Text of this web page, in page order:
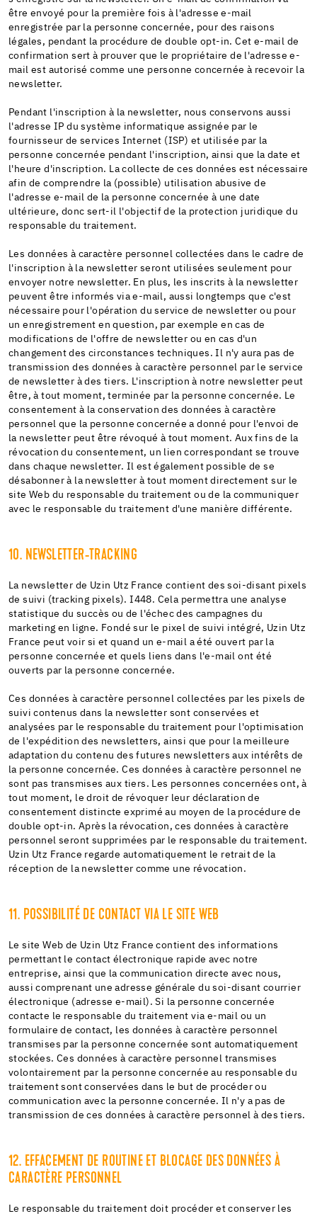
être envoyé pour la première fois à l'adresse e-mail
enregistrée par la personne concernée, pour des raisons
légales, pendant la procédure de double opt-in. Cet e-mail de
confirmation sert à prouver que le propriétaire de l'adresse e-
mail est autorisé comme une personne concernée à recevoir la
newsletter.
Pendant l'inscription à la newsletter, nous conservons aussi
l'adresse IP du système informatique assignée par le
fournisseur de services Internet (ISP) et utilisée par la
personne concernée pendant l'inscription, ainsi que la date et
l'heure d'inscription. La collecte de ces données est nécessaire
afin de comprendre la (possible) utilisation abusive de
l'adresse e-mail de la personne concernée à une date
ultérieure, donc sert-il l'objectif de la protection juridique du
responsable du traitement.
Les données à caractère personnel collectées dans le cadre de
l'inscription à la newsletter seront utilisées seulement pour
envoyer notre newsletter. En plus, les inscrits à la newsletter
peuvent être informés via e-mail, aussi longtemps que c'est
nécessaire pour l'opération du service de newsletter ou pour
un enregistrement en question, par exemple en cas de
modifications de l'offre de newsletter ou en cas d'un
changement des circonstances techniques. Il n'y aura pas de
transmission des données à caractère personnel par le service
de newsletter à des tiers. L'inscription à notre newsletter peut
être, à tout moment, terminée par la personne concernée. Le
consentement à la conservation des données à caractère
personnel que la personne concernée a donné pour l'envoi de
la newsletter peut être révoqué à tout moment. Aux fins de la
révocation du consentement, un lien correspondant se trouve
dans chaque newsletter. Il est également possible de se
désabonner à la newsletter à tout moment directement sur le
site Web du responsable du traitement ou de la communiquer
avec le responsable du traitement d'une manière différente.
10. NEWSLETTER-TRACKING
La newsletter de Uzin Utz France contient des soi-disant pixels
de suivi (tracking pixels). I448. Cela permettra une analyse
statistique du succès ou de l'échec des campagnes du
marketing en ligne. Fondé sur le pixel de suivi intégré, Uzin Utz
France peut voir si et quand un e-mail a été ouvert par la
personne concernée et quels liens dans l'e-mail ont été
ouverts par la personne concernée.
Ces données à caractère personnel collectées par les pixels de
suivi contenus dans la newsletter sont conservées et
analysées par le responsable du traitement pour l'optimisation
de l'expédition des newsletters, ainsi que pour la meilleure
adaptation du contenu des futures newsletters aux intérêts de
la personne concernée. Ces données à caractère personnel ne
sont pas transmises aux tiers. Les personnes concernées ont, à
tout moment, le droit de révoquer leur déclaration de
consentement distincte exprimé au moyen de la procédure de
double opt-in. Après la révocation, ces données à caractère
personnel seront supprimées par le responsable du traitement.
Uzin Utz France regarde automatiquement le retrait de la
réception de la newsletter comme une révocation.
11. POSSIBILITÉ DE CONTACT VIA LE SITE WEB
Le site Web de Uzin Utz France contient des informations
permettant le contact électronique rapide avec notre
entreprise, ainsi que la communication directe avec nous,
aussi comprenant une adresse générale du soi-disant courrier
électronique (adresse e-mail). Si la personne concernée
contacte le responsable du traitement via e-mail ou un
formulaire de contact, les données à caractère personnel
transmises par la personne concernée sont automatiquement
stockées. Ces données à caractère personnel transmises
volontairement par la personne concernée au responsable du
traitement sont conservées dans le but de procéder ou
communication avec la personne concernée. Il n'y a pas de
transmission de ces données à caractère personnel à des tiers.
12. EFFACEMENT DE ROUTINE ET BLOCAGE DES DONNÉES À
CARACTÈRE PERSONNEL
Le responsable du traitement doit procéder et conserver les